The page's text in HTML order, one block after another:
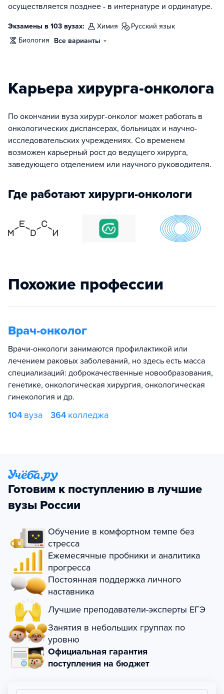
осуществляется позднее - в интернатуре и ординатуре.
Экзамены в 103 вузах: химия
русский язык
биология
Все варианты
Карьера хирурга-онколога
По окончании вуза хирург-онколог может работать в
онкологических диспансерах, больницах и научно-
исследовательских учреждениях. Со временем
возможен карьерный рост до ведущего хирурга,
заведующего отделением или научного руководителя.
Где работают хирурги-онкологи
Похожие профессии
Врач-онколог
Врачи-онкологи занимаются профилактикой или
лечением раковых заболеваний, но здесь есть масса
специализаций: доброкачественные новообразования,
генетике, онкологическая хирургия, онкологическая
гинекология и др.
104 вуза 364 колледжа
Готовим к поступлению в лучшие
вузы России
Обучение в комфортном темпе без
стресса
Ежемесячные пробники и аналитика
прогресса
Постоянная поддержка личного
наставника
Лучшие преподаватели-эксперты ЕГЭ
Занятия в небольших группах по
уровню
Официальная гарантия
поступления на бюджет